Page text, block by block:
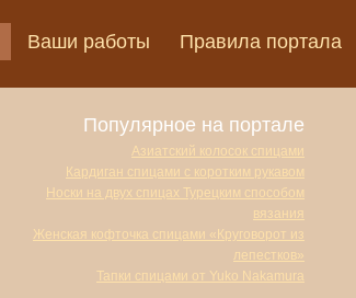
Ваши работы Правила портала
Популярное на портале
Азиатский колосок спицами
Кардиган спицами с коротким рукавом
Носки на двух спицах Турецким способом
вязания
Женская кофточка спицами «Круговорот из
лепестков»
Тапки спицами от Yuko Nakamura